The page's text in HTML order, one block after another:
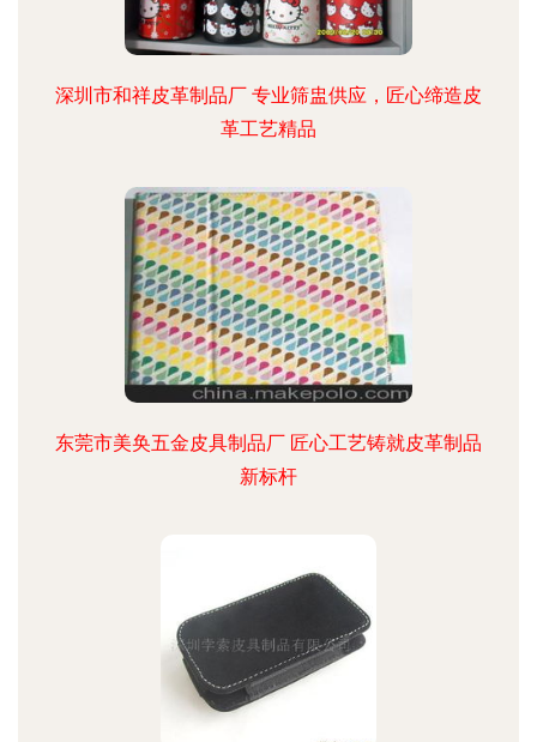
深圳市和祥皮革制品厂 专业筛盅供应，匠心缔造皮
革工艺精品
东莞市美奂五金皮具制品厂 匠心工艺铸就皮革制品
新标杆